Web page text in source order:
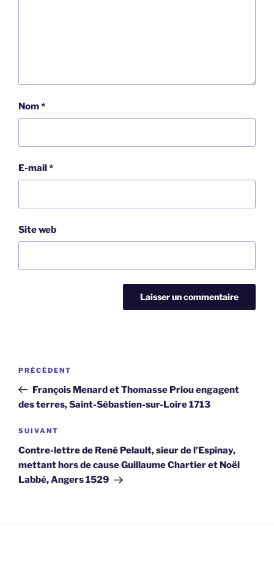
Nom*
E-mail*
Site web
Navigation
l’article
Article
précédent
PRÉCÉDENT
François Menard et Thomasse Priou engagent
des terres, Saint-Sébastien-sur-Loire 1713
Article
suivant
SUIVANT
Contre-lettre de René Pelault, sieur de l’Espinay,
mettant hors de cause Guillaume Chartier et Noël
Labbé, Angers 1529